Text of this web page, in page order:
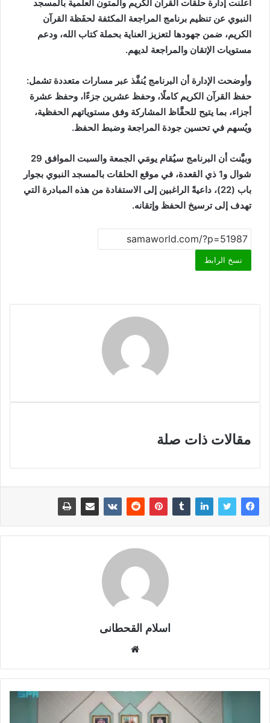
أعلنت إدارة حلقات القرآن الكريم والمتون العلمية بالمسجد
النبوي عن تنظيم برنامج المراجعة المكثفة لحفَظة القرآن
الكريم، ضمن جهودها لتعزيز العناية بحملة كتاب الله، ودعم
مستويات الإتقان والمراجعة لديهم.
وأوضحت الإدارة أن البرنامج يُنفَّذ عبر مسارات متعددة تشمل:
حفظ القرآن الكريم كاملًا، وحفظ عشرين جزءًا، وحفظ عشرة
أجزاء، بما يتيح للحفَّاظ المشاركة وفق مستوياتهم الحفظية،
ويُسهم في تحسين جودة المراجعة وضبط الحفظ.
وبيَّنت أن البرنامج سيُقام يومَي الجمعة والسبت الموافق 29
شوال و1 ذي القعدة، في موقع الحلقات بالمسجد النبوي بجوار
باب (22)، داعيةً الراغبين إلى الاستفادة من هذه المبادرة التي
تهدف إلى ترسيخ الحفظ وإتقانه.
نسخ الرابط
مقالات ذات صلة
اسلام القحطانى
ق
ع
ا